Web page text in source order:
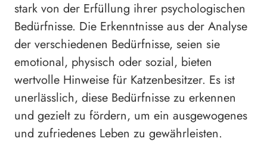
stark von der Erfüllung ihrer psychologischen
Bedürfnisse. Die Erkenntnisse aus der Analyse
der verschiedenen Bedürfnisse, seien sie
emotional, physisch oder sozial, bieten
wertvolle Hinweise für Katzenbesitzer. Es ist
unerlässlich, diese Bedürfnisse zu erkennen
und gezielt zu fördern, um ein ausgewogenes
und zufriedenes Leben zu gewährleisten.